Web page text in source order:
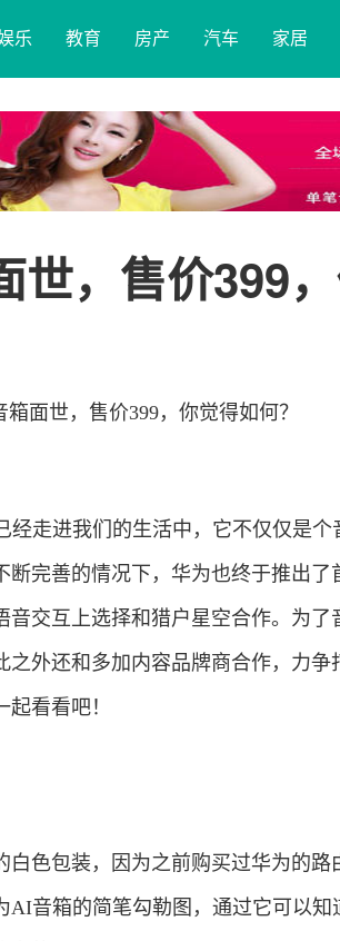
乐 教育 房产 汽车 家居
，售价399，
经走进我们的生活中，它不仅仅是
断完善的情况下，华为也终于推出
音交互上选择和猎户星空合作。为
外还和多加内容品牌商合作，力争
看看吧！
白色包装，因为之前购买过华为的
AI音箱的简笔勾勒图，通过它可以